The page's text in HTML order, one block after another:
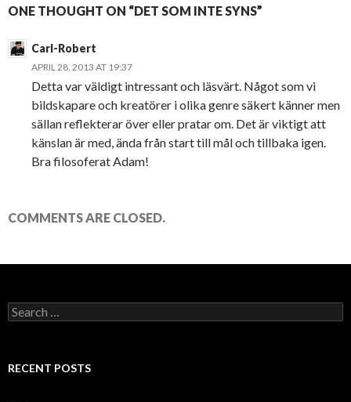
ONE THOUGHT ON “DET SOM INTE SYNS”
Carl-Robert
APRIL 28, 2013 AT 19:37
Detta var väldigt intressant och läsvärt. Något som vi
bildskapare och kreatörer i olika genre säkert känner men
sällan reflekterar över eller pratar om. Det är viktigt att
känslan är med, ända från start till mål och tillbaka igen.
Bra filosoferat Adam!
COMMENTS ARE CLOSED.
Search
for:
RECENT POSTS